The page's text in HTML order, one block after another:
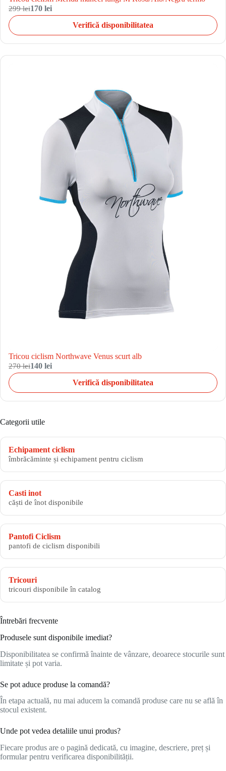
299 lei170 lei
Verifică disponibilitatea
Tricou ciclism Northwave Venus scurt alb
270 lei140 lei
Verifică disponibilitatea
Categorii utile
Echipament ciclism
îmbrăcăminte și echipament pentru ciclism
Casti inot
căști de înot disponibile
Pantofi Ciclism
pantofi de ciclism disponibili
Tricouri
tricouri disponibile în catalog
Întrebări frecvente
Produsele sunt disponibile imediat?
Disponibilitatea se confirmă înainte de vânzare, deoarece stocurile sunt
limitate și pot varia.
Se pot aduce produse la comandă?
În etapa actuală, nu mai aducem la comandă produse care nu se află în
stocul existent.
Unde pot vedea detaliile unui produs?
Fiecare produs are o pagină dedicată, cu imagine, descriere, preț și
formular pentru verificarea disponibilității.